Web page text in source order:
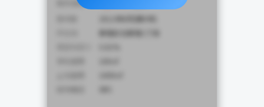
販売価格
2012年8月(築9年)
新宿区北新宿1丁目